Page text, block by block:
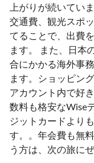
上がりが続いてい
交通費、観光スポ
てることで、出費
ます。 また、日本
合にかかる海外事
ます。ショッピン
アカウント内で好
数料も格安なWise
ジットカードより
す。。年会費も無
う方は、次の旅に